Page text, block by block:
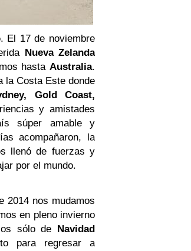
El 17 de noviembre
Nueva Zelanda
hasta Australia.
la Costa Este donde
Gold Coast,
y amistades
súper amable y
acompañaron, la
llenó de fuerzas y
por el mundo.
2014 nos mudamos
en pleno invierno
sólo de Navidad
para regresar a